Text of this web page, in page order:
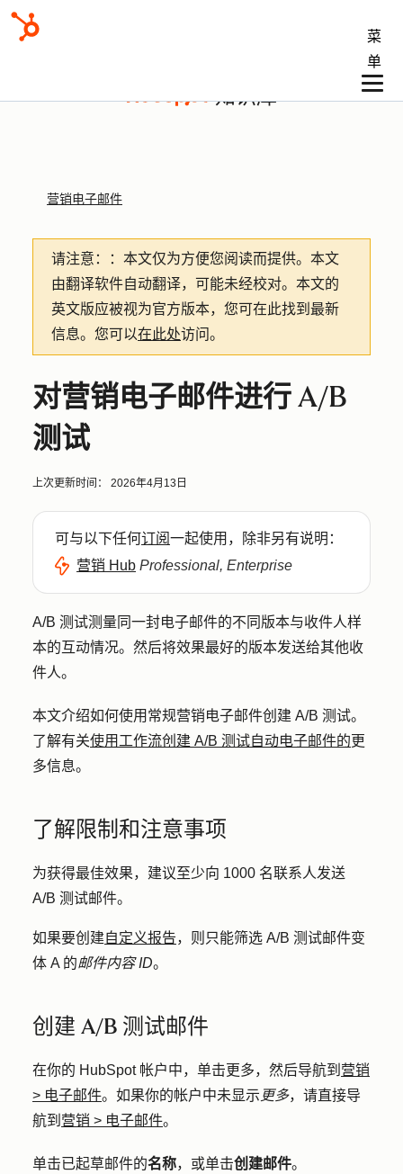
菜
单
知识库
营销电子邮件
请注意： ：本文仅为方便您阅读而提供。 本文
由翻译软件自动翻译，可能未经校对。本文的
英文版应被视为官方版本，您可在此找到最新
信息。您可以在此处访问。
对营销电子邮件进行 A/B
测试
上次更新时间： 2026年4月13日
可与以下任何订阅一起使用，除非另有说明：
营销 Hub Professional, Enterprise
A/B 测试测量同一封电子邮件的不同版本与收件人样
本的互动情况。然后将效果最好的版本发送给其他收
件人。
本文介绍如何使用常规营销电子邮件创建 A/B 测试。
了解有关使用工作流创建 A/B 测试自动电子邮件的更
多信息。
了解限制和注意事项
为获得最佳效果，建议至少向 1000 名联系人发送
A/B 测试邮件。
如果要创建自定义报告，则只能筛选 A/B 测试邮件变
体 A 的邮件内容 ID。
创建 A/B 测试邮件
在你的 HubSpot 帐户中，单击更多，然后导航到 营销
> 电子邮件。如果你的帐户中未显示 更多，请直接导
航到 营销 > 电子邮件。
单击已起草邮件的名称，或单击创建邮件。